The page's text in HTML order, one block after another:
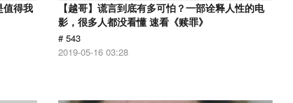
值得我
【越哥】谎言到底有多可怕？一部诠释人性的电
影，很多人都没看懂 速看《赎罪》
# 543
2019-05-16 03:28